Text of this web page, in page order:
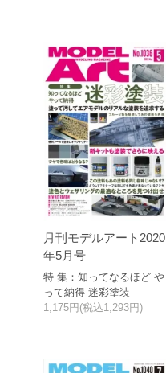
月刊モデルアート2020
年5月号
特 集：知ってなるほど や
って納得 迷彩塗装
1,175円(税込1,293円)